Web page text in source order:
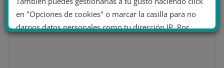
Comentario
en "Opciones de cookies" o marcar la casilla para no
darnos datos personales como tu dirección IP. Por